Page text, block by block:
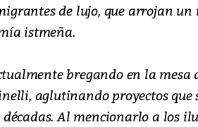
de lujo, que arrojan
istmeña.
bregando en la
aglutinando proyectos que
Al mencionarlo a los